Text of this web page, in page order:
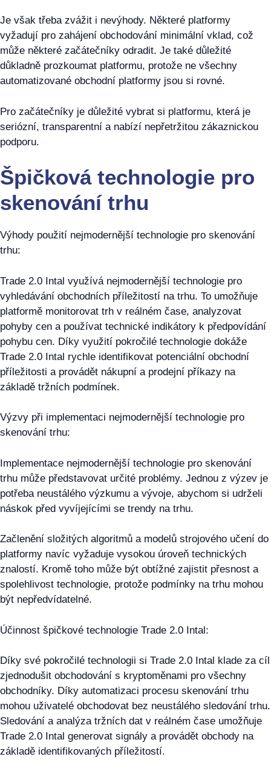
Je však třeba zvážit i nevýhody. Některé platformy
vyžadují pro zahájení obchodování minimální vklad, což
může některé začátečníky odradit. Je také důležité
důkladně prozkoumat platformu, protože ne všechny
automatizované obchodní platformy jsou si rovné.
Pro začátečníky je důležité vybrat si platformu, která je
seriózní, transparentní a nabízí nepřetržitou zákaznickou
podporu.
Špičková technologie pro
skenování trhu
Výhody použití nejmodernější technologie pro skenování
trhu:
Trade 2.0 Intal využívá nejmodernější technologie pro
vyhledávání obchodních příležitostí na trhu. To umožňuje
platformě monitorovat trh v reálném čase, analyzovat
pohyby cen a používat technické indikátory k předpovídání
pohybu cen. Díky využití pokročilé technologie dokáže
Trade 2.0 Intal rychle identifikovat potenciální obchodní
příležitosti a provádět nákupní a prodejní příkazy na
základě tržních podmínek.
Výzvy při implementaci nejmodernější technologie pro
skenování trhu:
Implementace nejmodernější technologie pro skenování
trhu může představovat určité problémy. Jednou z výzev je
potřeba neustálého výzkumu a vývoje, abychom si udrželi
náskok před vyvíjejícími se trendy na trhu.
Začlenění složitých algoritmů a modelů strojového učení do
platformy navíc vyžaduje vysokou úroveň technických
znalostí. Kromě toho může být obtížné zajistit přesnost a
spolehlivost technologie, protože podmínky na trhu mohou
být nepředvídatelné.
Účinnost špičkové technologie Trade 2.0 Intal:
Díky své pokročilé technologii si Trade 2.0 Intal klade za cíl
zjednodušit obchodování s kryptoměnami pro všechny
obchodníky. Díky automatizaci procesu skenování trhu
mohou uživatelé obchodovat bez neustálého sledování trhu.
Sledování a analýza tržních dat v reálném čase umožňuje
Trade 2.0 Intal generovat signály a provádět obchody na
základě identifikovaných příležitostí.